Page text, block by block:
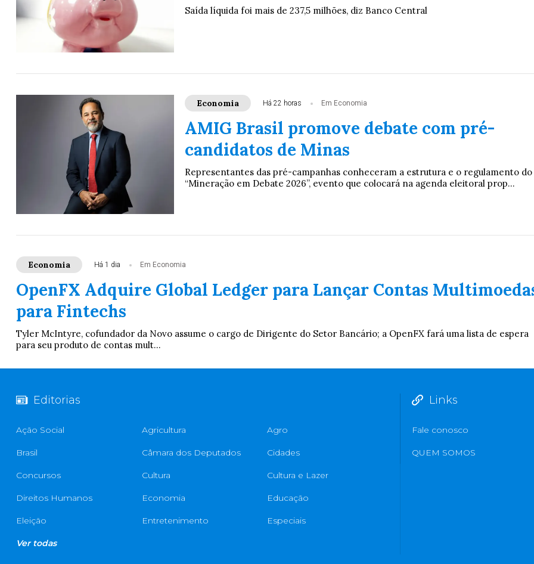
Saída líquida foi mais de 237,5 milhões, diz Banco Central
Economia Há 22 horas Em Economia
AMIG Brasil promove debate com pré-
candidatos de Minas
Representantes das pré-campanhas conheceram a estrutura e o regulamento do
“Mineração em Debate 2026”, evento que colocará na agenda eleitoral prop...
Economia Há 1 dia Em Economia
OpenFX Adquire Global Ledger para Lançar Contas
para Fintechs
Tyler McIntyre, cofundador da Novo assume o cargo de Dirigente do Setor Bancário; a OpenFX fará uma lista de espera
para seu produto de contas mult...
Editorias
Ação Social Agricultura Agro
Brasil Câmara dos Deputados Cidades
Concursos Cultura Cultura e Lazer
Direitos Humanos Economia Educação
Eleição Entretenimento Especiais
Ver todas
Links
Fale conosco
QUEM SOMOS